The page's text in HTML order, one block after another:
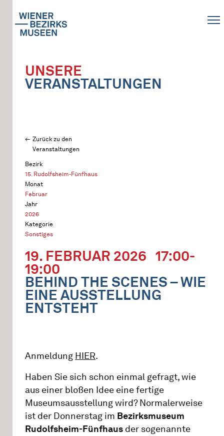
UNSERE
VERANSTALTUNGEN
Zurück zu den
Veranstaltungen
Bezirk
15. Rudolfsheim-Fünfhaus
Monat
Februar
Jahr
2026
Kategorie
Sonstiges
19. FEBRUAR 2026 17:00-
19:00
BEHIND THE SCENES – WIE
EINE AUSSTELLUNG
ENTSTEHT
Anmeldung HIER.
Haben Sie sich schon einmal gefragt, wie
aus einer bloßen Idee eine fertige
Museumsausstellung wird? Normalerweise
ist der Donnerstag im Bezirksmuseum
Rudolfsheim-Fünfhaus der sogenannte